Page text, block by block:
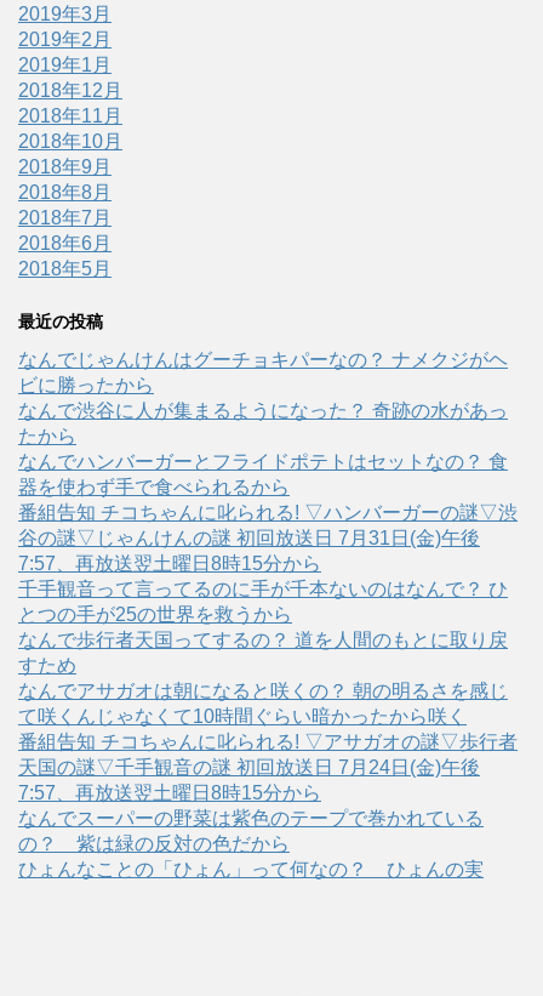
2019年3月
2019年2月
2019年1月
2018年12月
2018年11月
2018年10月
2018年9月
2018年8月
2018年7月
2018年6月
2018年5月
最近の投稿
なんでじゃんけんはグーチョキパーなの？ ナメクジがヘ
ビに勝ったから
なんで渋谷に人が集まるようになった？ 奇跡の水があっ
たから
なんでハンバーガーとフライドポテトはセットなの？ 食
器を使わず手で食べられるから
番組告知 チコちゃんに叱られる! ▽ハンバーガーの謎▽渋
谷の謎▽じゃんけんの謎 初回放送日 7月31日(金)午後
7:57、再放送翌土曜日8時15分から
千手観音って言ってるのに手が千本ないのはなんで？ ひ
とつの手が25の世界を救うから
なんで歩行者天国ってするの？ 道を人間のもとに取り戻
すため
なんでアサガオは朝になると咲くの？ 朝の明るさを感じ
て咲くんじゃなくて10時間ぐらい暗かったから咲く
番組告知 チコちゃんに叱られる! ▽アサガオの謎▽歩行者
天国の謎▽千手観音の謎 初回放送日 7月24日(金)午後
7:57、再放送翌土曜日8時15分から
なんでスーパーの野菜は紫色のテープで巻かれている
の？ 紫は緑の反対の色だから
ひょんなことの「ひょん」って何なの？ ひょんの実